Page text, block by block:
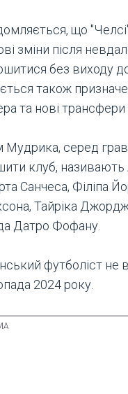
що
зміни після
без виходу
також
та нові трансфери
Мудрика, серед
клуб, називають
Санчеса, Філіпа
Тайріка
Датро Фофану.
футболіст не
2024 року.